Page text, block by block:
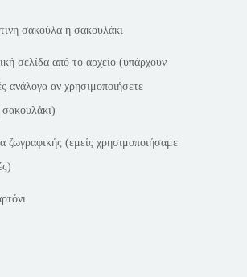
σακούλα ή σακουλάκι
σελίδα από το αρχείο (υπάρχουν
ανάλογα αν χρησιμοποιήσετε
ζωγραφικής (εμείς χρησιμοποιήσαμε